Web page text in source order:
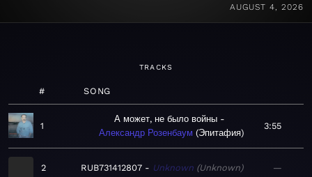
AUGUST 4, 2026
TRACKS
# SONG
1
А может, не было войны
Александр Розенбаум Эпитафия
3:55
2 RUB731412807 Unknown Unknown —